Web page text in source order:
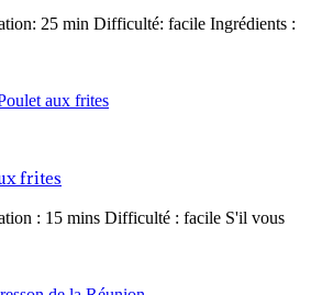
25 min Difficulté: facile Ingrédients :
frites
: 15 mins Difficulté : facile S'il vous